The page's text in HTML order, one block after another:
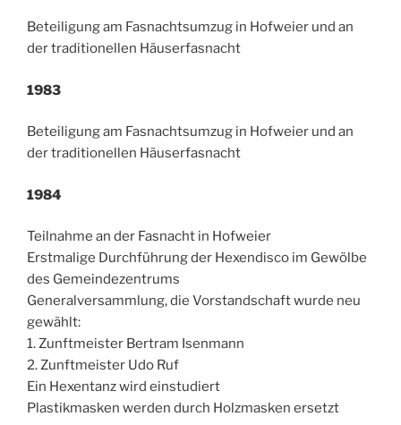
Beteiligung am Fasnachtsumzug in Hofweier und an
der traditionellen Häuserfasnacht
1983
Beteiligung am Fasnachtsumzug in Hofweier und an
der traditionellen Häuserfasnacht
1984
Teilnahme an der Fasnacht in Hofweier
Erstmalige Durchführung der Hexendisco im Gewölbe
des Gemeindezentrums
Generalversammlung, die Vorstandschaft wurde neu
gewählt:
1. Zunftmeister Bertram Isenmann
2. Zunftmeister Udo Ruf
Ein Hexentanz wird einstudiert
Plastikmasken werden durch Holzmasken ersetzt